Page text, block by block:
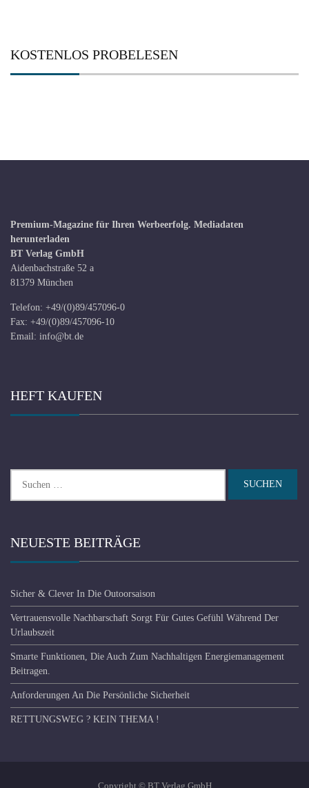
KOSTENLOS PROBELESEN
Premium-Magazine für Ihren Werbeerfolg. Mediadaten
herunterladen
BT Verlag GmbH
Aidenbachstraße 52 a
81379 München
Telefon: +49/(0)89/457096-0
Fax: +49/(0)89/457096-10
Email: info@bt.de
HEFT KAUFEN
nach:
NEUESTE BEITRÄGE
Sicher & Clever In Die Outoorsaison
Vertrauensvolle Nachbarschaft Sorgt Für Gutes Gefühl Während Der
Urlaubszeit
Smarte Funktionen, Die Auch Zum Nachhaltigen Energiemanagement
Beitragen.
Anforderungen An Die Persönliche Sicherheit
RETTUNGSWEG ? KEIN THEMA !
Copyright © BT Verlag GmbH